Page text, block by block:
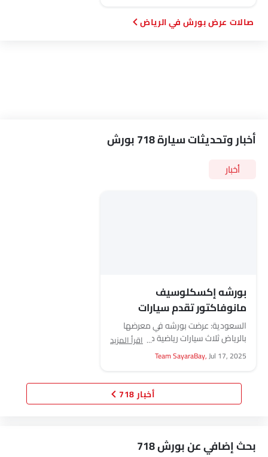
صالات عرض بورش في الرياض‎
أخبار وتحديثات سيارة 718 بورش
أخبار
بورشه إكسكلوسيف
مانوفاكتور تقدم سيارات
رياضية مخصصة في الرياض
السعودية: عرضت بورشه في معرضها
بالرياض ثلاث سيارات رياضية مخصصة، تم
تصميم كل منها من خلال برنامج
التخصيص الشخصي الخاص...
اقرأ المزيد
Team SayaraBay,Jul 17, 2025
أخبار 718
بحث إضافي عن بورش 718